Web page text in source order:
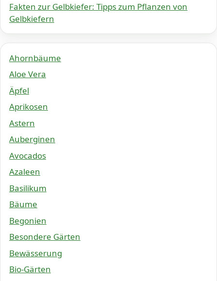
Fakten zur Gelbkiefer: Tipps zum Pflanzen von
Gelbkiefern
Ahornbäume
Aloe Vera
Äpfel
Aprikosen
Astern
Auberginen
Avocados
Azaleen
Basilikum
Bäume
Begonien
Besondere Gärten
Bewässerung
Bio-Gärten